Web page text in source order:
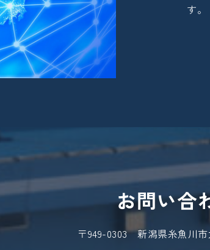
す。
お問い合
〒949-0303 新潟県糸魚川市